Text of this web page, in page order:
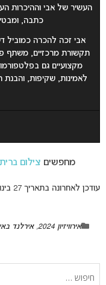
העשיר של אבי וההיכרות
כתבה,
אבי זכה להכרה כמוביל
תקשורת מרכזיים, משתף
מקצועיים גם
לאמינות, שקיפות,
מחפשים צילום ברית
עודכן לאחרונה בתאריך 27 בינואר 2024 08:08 על ידי
אירוויזיון 2024 ,אירלנד